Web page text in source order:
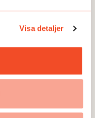
Visa detaljer
TEMA Konstant